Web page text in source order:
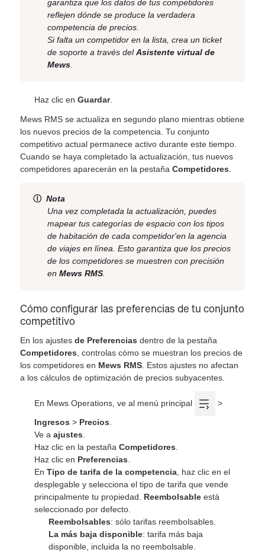
garantiza que los datos de tus competidores
reflejen dónde se produce la verdadera
competencia de precios.
Si falta un competidor en la lista, crea un ticket
de soporte a través delAsistente virtual de
Mews.
Haz clic enGuardar.
Mews RMS se actualiza en segundo plano mientras obtiene
los nuevos precios de la competencia. Tu conjunto
competitivo actual permanece activo durante este tiempo.
Cuando se haya completado la actualización, tus nuevos
competidores aparecerán en la pestañaCompetidores
Ⓘ Nota
Una vez completada la actualización, puedes
mapear tus categorías de espacio con los tipos
de habitación de cada competidor'en la agencia
de viajes en línea. Esto garantiza que los precios
de los competidores se muestren con precisión
en Mews RMS.
Cómo configurar las preferencias de tu conjunto
competitivo
En los ajustesde Preferencias dentro de la pestaña
Competidores , controlas cómo se muestran los precios de
los competidores en Mews RMS . Estos ajustes no afectan
a los cálculos de optimización de precios subyacentes.
En Mews Operations, ve al menú principal >
Ingresos > Precios
Ve aajustes
Haz clic en la pestañaCompetidores
Haz clic en Preferencias
EnTipo de tarifa de la competencia , haz clic en el
desplegable y selecciona el tipo de tarifa que vende
principalmente tu propiedad. Reembolsable está
seleccionado por defecto.
Reembolsables: sólo tarifas reembolsables.
La más baja disponible: tarifa más baja
disponible, incluida la no reembolsable.